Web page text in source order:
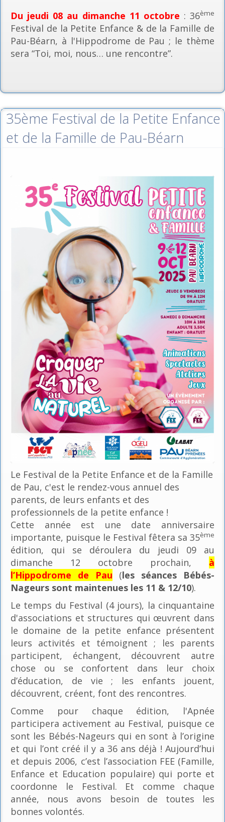
Du jeudi 08 au dimanche 11 octobre : 36ème
Festival de la Petite Enfance & de la Famille de
Pau-Béarn, à l'Hippodrome de Pau ; le thème
sera “Toi, moi, nous… une rencontre”.
35ème Festival de la Petite Enfance
et de la Famille de Pau-Béarn
Le Festival de la Petite Enfance et de la Famille
de Pau, c'est le rendez-vous annuel des
parents, de leurs enfants et des
professionnels de la petite enfance !
Cette année est une date anniversaire
importante, puisque le Festival fêtera sa 35ème
édition, qui se déroulera du jeudi 09 au
dimanche 12 octobre prochain, à
l’Hippodrome de Pau (les séances Bébés-
Nageurs sont maintenues les 11 & 12/10).
Le temps du Festival (4 jours), la cinquantaine
d'associations et structures qui œuvrent dans
le domaine de la petite enfance présentent
leurs activités et témoignent ; les parents
participent, échangent, découvrent autre
chose ou se confortent dans leur choix
d’éducation, de vie ; les enfants jouent,
découvrent, créent, font des rencontres.
Comme pour chaque édition, l'Apnée
participera activement au Festival, puisque ce
sont les Bébés-Nageurs qui en sont à l’origine
et qui l’ont créé il y a 36 ans déjà ! Aujourd’hui
et depuis 2006, c’est l’association FEE (Famille,
Enfance et Education populaire) qui porte et
coordonne le Festival. Et comme chaque
année, nous avons besoin de toutes les
bonnes volontés.